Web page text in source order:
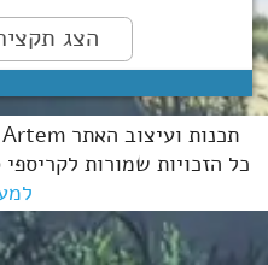
הצג
לאחר שקבעה תוכניות עם קיויה
ואיטסואומי להצטרף אליהם.
תכנות ועיצוב האתר Artem | רקע ולוגו Benji&Ido4224
כל הזכויות שמורות לקריספי סאב